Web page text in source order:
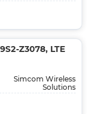
Z3078, LTE
Simcom Wireless
Solutions